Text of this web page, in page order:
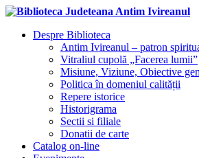
Despre Biblioteca
Antim Ivireanul – patron
Vitraliul cupolă „Facerea lumii”
Misiune, Viziune, Obiective
Politica în domeniul calității
Repere istorice
Historigrama
Sectii si filiale
Donatii de carte
Catalog on-line